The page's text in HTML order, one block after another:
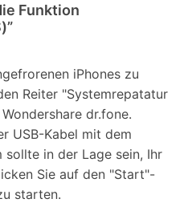
Funktion
iPhones zu
Reiter "Systemrepatatur
dr.fone.
USB-Kabel mit dem
sollte in der Lage sein, Ihr
Sie auf den "Start"-
starten.